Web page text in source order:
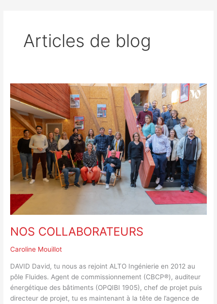
Articles de blog
NOS COLLABORATEURS
Caroline Mouillot
DAVID David, tu nous as rejoint ALTO Ingénierie en 2012 au
pôle Fluides. Agent de commissionnement (CBCP®), auditeur
énergétique des bâtiments (OPQIBI 1905), chef de projet puis
directeur de projet, tu es maintenant à la tête de l’agence de
NOS
COLLABORATEURS